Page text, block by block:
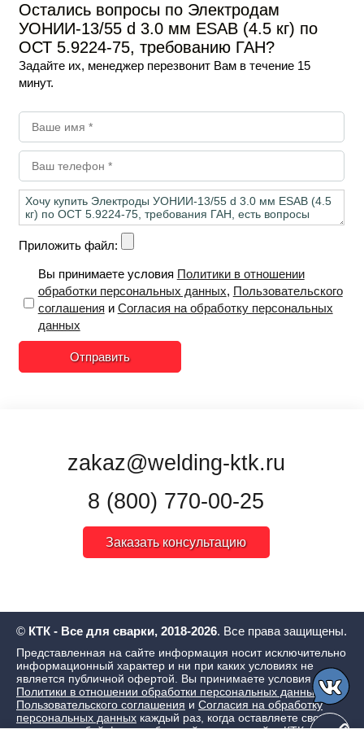
В наличии
855₽/ уп Опт
- + В корзину
Остались вопросы по Электродам
УОНИИ-13/55 d 3.0 мм ESAB (4.5 кг) по
ОСТ 5.9224-75, требованию ГАН?
Задайте их, менеджер перезвонит Вам в течение 15
минут.
Приложить файл:
Вы принимаете условия Политики в отношении
обработки персональных данных, Пользовательского
соглашения и Согласия на обработку персональных
данных
Отправить
zakaz@welding-ktk.ru
8 (800) 770-00-25
Заказать консультацию
© КТК - Все для сварки, 2018-2026. Все права защищены.
Представленная на сайте информация носит исключительно
информационный характер и ни при каких условиях не
является публичной офертой. Вы принимаете условия
Политики в отношении обработки персональных данных ,
Пользовательского соглашения и Согласия на обработку
персональных данных каждый раз, когда оставляете свои